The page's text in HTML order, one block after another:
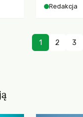
Redakcja
1 2 3